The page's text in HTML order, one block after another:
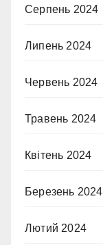
Серпень 2024
Липень 2024
Червень 2024
Травень 2024
Квітень 2024
Березень 2024
Лютий 2024